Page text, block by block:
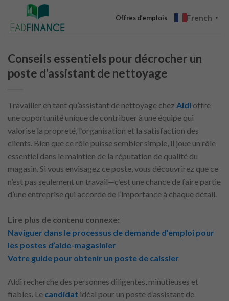
content
Offres d’emplois French ▼
Conseils essentiels pour décrocher un
poste d’assistant de nettoyage
Travailler en tant qu’assistant de nettoyage chez Aldi offre
une opportunité unique de contribuer à une équipe qui
valorise la propreté, l’organisation et la satisfaction des
clients. Bien que ce rôle puisse sembler simple, il joue un rôle
essentiel dans le maintien de la réputation de qualité du
magasin. Si vous envisagez ce poste, vous découvrirez que ce
n’est pas seulement un travail—c’est une chance de faire partie
d’une entreprise qui accorde de l’importance à chaque détail.
Lire plus de contenu connexe:
Naviguer dans le processus de demande d’emploi pour
les postes d’aide-magasinier
Votre guide pour obtenir un poste de caissier
Aldi recherche des personnes diligentes, minutieuses et
fiables. Le candidat idéal pour un poste d’assistant de